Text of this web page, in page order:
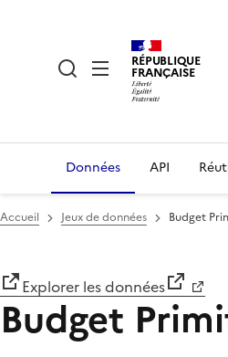
RÉPUBLIQUE
FRANÇAISE
Données API
Accueil Jeux de données Budget
Explorer les données
Budget